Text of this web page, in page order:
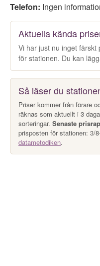
Telefon: Ingen
Aktuella kända
Vi har just nu inget
för stationen. Du kan
Så läser du
Priser kommer från förare
räknas som aktuellt i 3
sorteringar. Senaste
prisposten för stationen: 3/
datametodiken.